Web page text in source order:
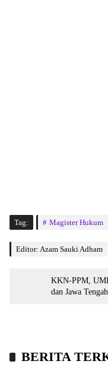
Tag: Magister Hukum
Editor: Azam Sauki Adham
KKN-PPM,
dan Jawa Tengah
BERITA
Sport